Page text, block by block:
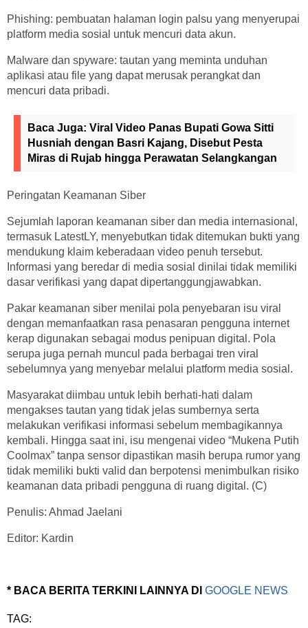
Phishing: pembuatan halaman login palsu yang menyerupai
platform media sosial untuk mencuri data akun.
Malware dan spyware: tautan yang meminta unduhan
aplikasi atau file yang dapat merusak perangkat dan
mencuri data pribadi.
Baca Juga: Viral Video Panas Bupati Gowa Sitti
Husniah dengan Basri Kajang, Disebut Pesta
Miras di Rujab hingga Perawatan Selangkangan
Peringatan Keamanan Siber
Sejumlah laporan keamanan siber dan media internasional,
termasuk LatestLY, menyebutkan tidak ditemukan bukti yang
mendukung klaim keberadaan video penuh tersebut.
Informasi yang beredar di media sosial dinilai tidak memiliki
dasar verifikasi yang dapat dipertanggungjawabkan.
Pakar keamanan siber menilai pola penyebaran isu viral
dengan memanfaatkan rasa penasaran pengguna internet
kerap digunakan sebagai modus penipuan digital. Pola
serupa juga pernah muncul pada berbagai tren viral
sebelumnya yang menyebar melalui platform media sosial.
Masyarakat diimbau untuk lebih berhati-hati dalam
mengakses tautan yang tidak jelas sumbernya serta
melakukan verifikasi informasi sebelum membagikannya
kembali. Hingga saat ini, isu mengenai video “Mukena Putih
Coolmax” tanpa sensor dipastikan masih berupa rumor yang
tidak memiliki bukti valid dan berpotensi menimbulkan risiko
keamanan data pribadi pengguna di ruang digital. (C)
Penulis: Ahmad Jaelani
Editor: Kardin
* BACA BERITA TERKINI LAINNYA DI GOOGLE NEWS
TAG: